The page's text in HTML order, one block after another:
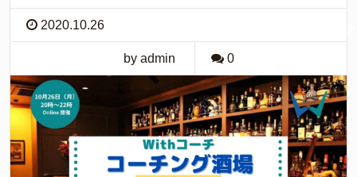
2020.10.26
by admin 0